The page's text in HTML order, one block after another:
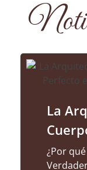
La
¿Por